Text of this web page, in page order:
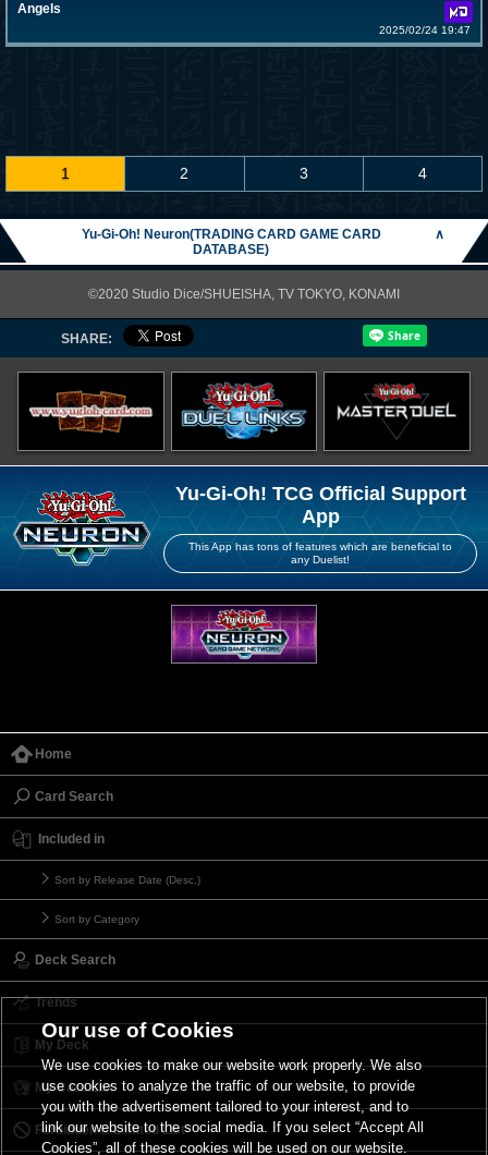
Angels
2025/02/24 19:47
1 2 3 4
Yu-Gi-Oh! Neuron(TRADING CARD GAME CARD
DATABASE)
∧
©2020 Studio Dice/SHUEISHA, TV TOKYO, KONAMI
SHARE:
Yu-Gi-Oh! TCG Official Support
App
This App has tons of features which are beneficial to
any Duelist!
Home
Card Search
Included in
Sort by Release Date (Desc.)
Sort by Category
Deck Search
Trends
My Deck
My Card List
Forbidden & Limited List
Our use of Cookies
We use cookies to make our website work properly. We also
use cookies to analyze the traffic of our website, to provide
you with the advertisement tailored to your interest, and to
link our website to the social media. If you select “Accept All
Cookies”, all of these cookies will be used on our website.